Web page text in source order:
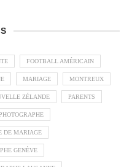
FOOTBALL AMÉRICAIN
MARIAGE MONTREUX
ZÉLANDE PARENTS
DE MARIAGE
GENÈVE